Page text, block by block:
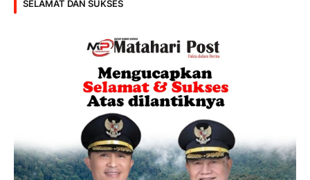
SELAMAT DAN SUKSES